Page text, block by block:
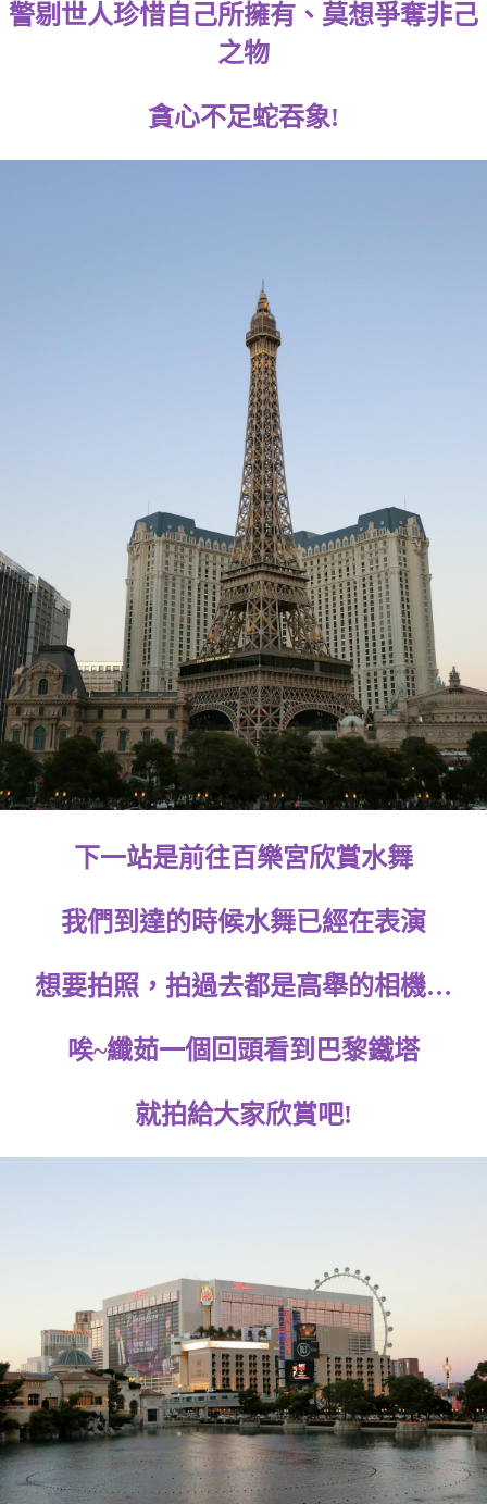
警剔世人珍惜自己所擁有、莫想爭奪非己
之物
貪心不足蛇吞象!
下一站是前往百樂宮欣賞水舞
我們到達的時候水舞已經在表演
想要拍照，拍過去都是高舉的相機…
唉~纖茹一個回頭看到巴黎鐵塔
就拍給大家欣賞吧!